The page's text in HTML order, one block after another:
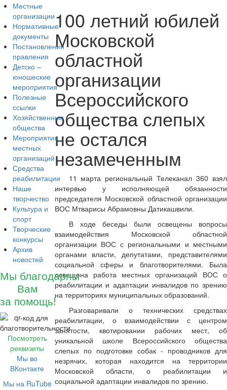
100 летний юбилей
Московской
областной
организации
Всероссийского
общества слепых
не остался
незамеченным
11 марта региональный Телеканал 360 взял
интервью у исполняющей обязанности
председателя Московской областной организации
ВОС Мтварисы Абрамовны Датикашвили.
В ходе беседы были освещены вопросы
взаимодействия Московской областной
организации ВОС с региональными и местными
органами власти, депутатами, представителями
социальной сферы и благотворителями. Была
освещена работа местных организаций ВОС о
реабилитации и адаптации инвалидов по зрению
на территориях муниципальных образований.
Разговаривали о технических средствах
реабилитации, о взаимодействии с центром
занятости, квотировании рабочих мест, об
уникальной школе Всероссийского общества
слепых по подготовке собак - проводников для
незрячих, которая находится на территории
Московской области, о реабилитации и
социальной адаптации инвалидов по зрению.
Местные
организации
Нормативные
документы
Постановления
правления
Детско –
юношеские
мероприятия
Полезные
ссылки
Хозяйственные
общества
Мероприятия
местных
организаций
Средства
реабилитации
Наше
творчество
Культура и
спорт
Творческие
конкурсы
Архив
новостей
Мы благодарны
Вам
за помощь!
Посмотреть
реквизиты
Мы во
ВКонтакте
Мы на RuTube